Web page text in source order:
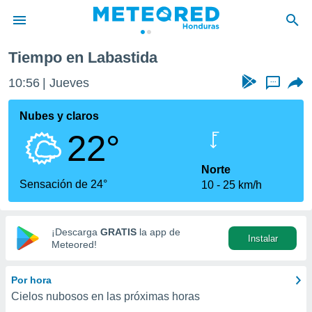
de
ha sido
calidad.
a este
las
y
digital
basada
Tiempo en Labastida
10:56 Jueves ...
Nubes y claros
22°
Sensación de 24°
Norte
10
25 km/h
¡Descarga GRATIS la app de
Meteored!
Instalar
Por hora
Cielos nubosos en las próximas horas